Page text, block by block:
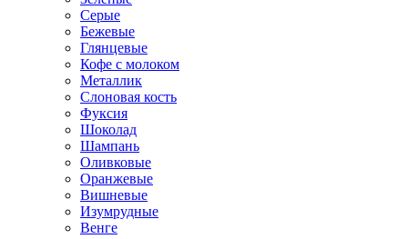
Серые
Бежевые
Глянцевые
Кофе с молоком
Металлик
Слоновая кость
Фуксия
Шоколад
Шампань
Оливковые
Оранжевые
Вишневые
Изумрудные
Венге